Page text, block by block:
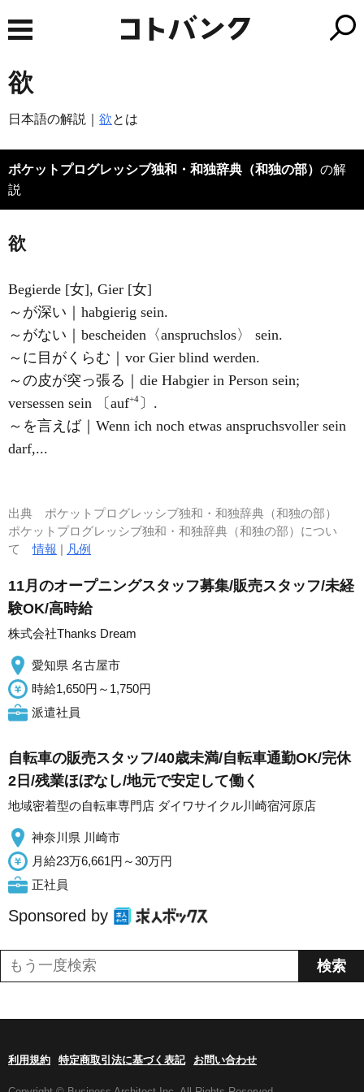
欲
日本語の解説｜ 欲とは
ポケットプログレッシブ独和・和独辞典（和独の部） の解
説
欲
Begierde [女], Gier [女]
～が深い｜habgierig sein.
～がない｜bescheiden〈anspruchslos〉 sein.
～に目がくらむ｜vor Gier blind werden.
～の皮が突っ張る｜die Habgier in Person sein;
versessen sein 〔auf+4 〕.
～を言えば｜Wenn ich noch etwas anspruchsvoller sein
darf,...
出典 ポケットプログレッシブ独和・和独辞典（和独の部）
ポケットプログレッシブ独和・和独辞典（和独の部）につい
て情報 | 凡例
11月のオープニングスタッフ募集/販売スタッフ/未経
験OK/高時給
株式会社Thanks Dream
愛知県 名古屋市
時給1,650円～1,750円
派遣社員
自転車の販売スタッフ/40歳未満/自転車通勤OK/完休
2日/残業ほぼなし/地元で安定して働く
地域密着型の自転車専門店 ダイワサイクル川崎宿河原店
神奈川県 川崎市
月給23万6,661円～30万円
正社員
Sponsored by
利用規約 特定商取引法に基づく表記 お問い合わせ